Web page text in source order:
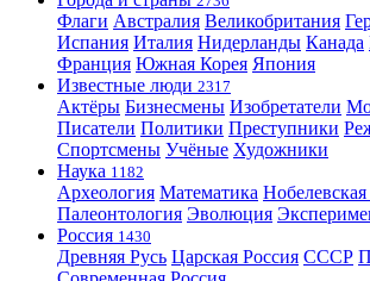
Флаги Австралия Великобритания
Испания Италия Нидерланды Канада
Франция Южная Корея Япония
Известные люди 2317
Актёры Бизнесмены Изобретатели
Писатели Политики Преступники
Спортсмены Учёные Художники
Наука 1182
Археология Математика
Палеонтология Эволюция
Россия 1430
Древняя Русь Царская Россия СССР